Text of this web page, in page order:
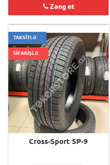
Zəng et
TAKSİTLƏ
SİFARİŞLƏ
Cross-Sport SP-9